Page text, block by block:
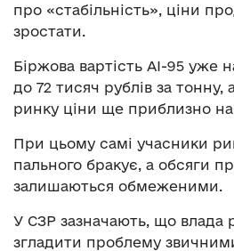
про «стабільність», ціни
зростати.
Біржова вартість АІ-95 уже
до 72 тисяч рублів за тонну,
ринку ціни ще приблизно
При цьому самі учасники
пального бракує, а обсяги
залишаються обмеженими.
У СЗР зазначають, що влада
згладити проблему